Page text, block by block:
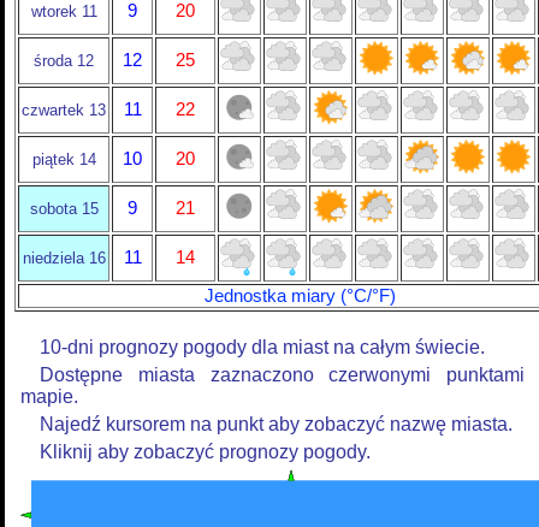
wtorek 11 9 20
środa 12 12 25
czwartek 13 11 22
piątek 14 10 20
sobota 15 9 21
niedziela 16 11
14
Jednostka miary (°C/°F)
10-dni prognozy pogody dla miast na całym świecie.
Dostępne miasta zaznaczono czerwonymi punktami
mapie.
Najedź kursorem na punkt aby zobaczyć nazwę miasta.
Kliknij aby zobaczyć prognozy pogody.